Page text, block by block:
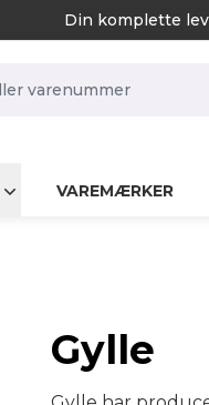
Din komplette
VAREMÆRKER
Gylle